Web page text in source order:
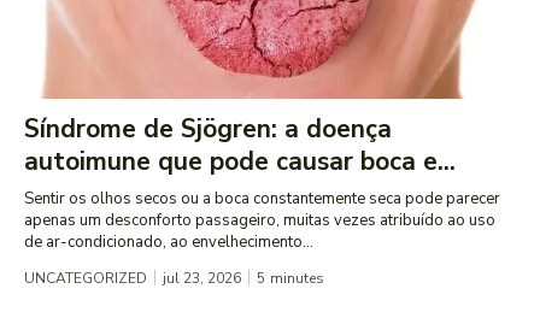
Síndrome de Sjögren: a doença
autoimune que pode causar boca e...
Sentir os olhos secos ou a boca constantemente seca pode parecer
apenas um desconforto passageiro, muitas vezes atribuído ao uso
de ar-condicionado, ao envelhecimento...
UNCATEGORIZED jul 23, 2026 5 minutes